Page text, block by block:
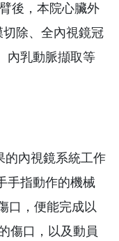
後，本院心臟外
除、全內視鏡冠
內乳動脈擷取等
的內視鏡系統工作
手指動作的機械
口，便能完成以
傷口，以及動員